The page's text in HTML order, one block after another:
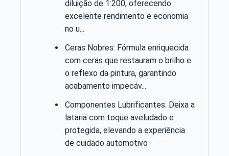
diluição de 1:200, oferecendo
excelente rendimento e economia
no u...
Ceras Nobres: Fórmula enriquecida
com ceras que restauram o brilho e
o reflexo da pintura, garantindo
acabamento impecáv...
Componentes Lubrificantes: Deixa a
lataria com toque aveludado e
protegida, elevando a experiência
de cuidado automotivo